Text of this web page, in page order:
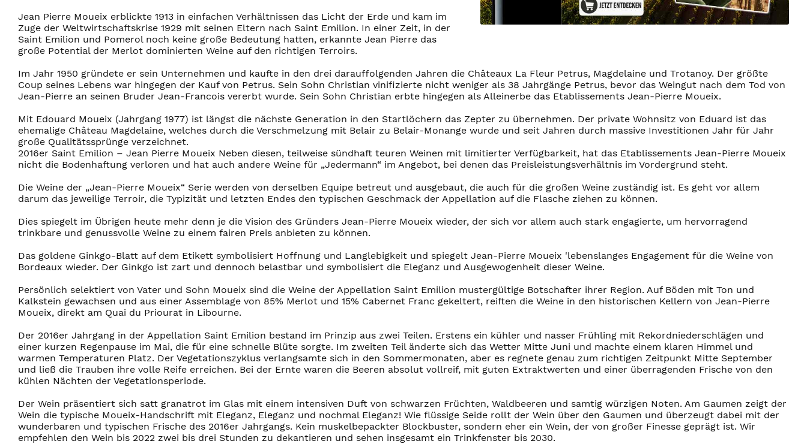
Jean Pierre Moueix erblickte 1913 in einfachen Verhältnissen das Licht der Erde und kam im
Zuge der Weltwirtschaftskrise 1929 mit seinen Eltern nach Saint Emilion. In einer Zeit, in der
Saint Emilion und Pomerol noch keine große Bedeutung hatten, erkannte Jean Pierre das
große Potential der Merlot dominierten Weine auf den richtigen Terroirs.
Im Jahr 1950 gründete er sein Unternehmen und kaufte in den drei darauffolgenden Jahren die Châteaux La Fleur Petrus, Magdelaine und Trotanoy. Der größte
Coup seines Lebens war hingegen der Kauf von Petrus. Sein Sohn Christian vinifizierte nicht weniger als 38 Jahrgänge Petrus, bevor das Weingut nach dem Tod von
Jean-Pierre an seinen Bruder Jean-Francois vererbt wurde. Sein Sohn Christian erbte hingegen als Alleinerbe das Etablissements Jean-Pierre Moueix.
Mit Edouard Moueix (Jahrgang 1977) ist längst die nächste Generation in den Startlöchern das Zepter zu übernehmen. Der private Wohnsitz von Eduard ist das
ehemalige Château Magdelaine, welches durch die Verschmelzung mit Belair zu Belair-Monange wurde und seit Jahren durch massive Investitionen Jahr für Jahr
große Qualitätssprünge verzeichnet.
2016er Saint Emilion – Jean Pierre Moueix Neben diesen, teilweise sündhaft teuren Weinen mit limitierter Verfügbarkeit, hat das Etablissements Jean-Pierre Moueix
nicht die Bodenhaftung verloren und hat auch andere Weine für „Jedermann“ im Angebot, bei denen das Preisleistungsverhältnis im Vordergrund steht.
Die Weine der „Jean-Pierre Moueix“ Serie werden von derselben Equipe betreut und ausgebaut, die auch für die großen Weine zuständig ist. Es geht vor allem
darum das jeweilige Terroir, die Typizität und letzten Endes den typischen Geschmack der Appellation auf die Flasche ziehen zu können.
Dies spiegelt im Übrigen heute mehr denn je die Vision des Gründers Jean-Pierre Moueix wieder, der sich vor allem auch stark engagierte, um hervorragend
trinkbare und genussvolle Weine zu einem fairen Preis anbieten zu können.
Das goldene Ginkgo-Blatt auf dem Etikett symbolisiert Hoffnung und Langlebigkeit und spiegelt Jean-Pierre Moueix 'lebenslanges Engagement für die Weine von
Bordeaux wieder. Der Ginkgo ist zart und dennoch belastbar und symbolisiert die Eleganz und Ausgewogenheit dieser Weine.
Persönlich selektiert von Vater und Sohn Moueix sind die Weine der Appellation Saint Emilion mustergültige Botschafter ihrer Region. Auf Böden mit Ton und
Kalkstein gewachsen und aus einer Assemblage von 85% Merlot und 15% Cabernet Franc gekeltert, reiften die Weine in den historischen Kellern von Jean-Pierre
Moueix, direkt am Quai du Priourat in Libourne.
Der 2016er Jahrgang in der Appellation Saint Emilion bestand im Prinzip aus zwei Teilen. Erstens ein kühler und nasser Frühling mit Rekordniederschlägen und
einer kurzen Regenpause im Mai, die für eine schnelle Blüte sorgte. Im zweiten Teil änderte sich das Wetter Mitte Juni und machte einem klaren Himmel und
warmen Temperaturen Platz. Der Vegetationszyklus verlangsamte sich in den Sommermonaten, aber es regnete genau zum richtigen Zeitpunkt Mitte September
und ließ die Trauben ihre volle Reife erreichen. Bei der Ernte waren die Beeren absolut vollreif, mit guten Extraktwerten und einer überragenden Frische von den
kühlen Nächten der Vegetationsperiode.
Der Wein präsentiert sich satt granatrot im Glas mit einem intensiven Duft von schwarzen Früchten, Waldbeeren und samtig würzigen Noten. Am Gaumen zeigt der
Wein die typische Moueix-Handschrift mit Eleganz, Eleganz und nochmal Eleganz! Wie flüssige Seide rollt der Wein über den Gaumen und überzeugt dabei mit der
wunderbaren und typischen Frische des 2016er Jahrgangs. Kein muskelbepackter Blockbuster, sondern eher ein Wein, der von großer Finesse geprägt ist. Wir
empfehlen den Wein bis 2022 zwei bis drei Stunden zu dekantieren und sehen insgesamt ein Trinkfenster bis 2030.